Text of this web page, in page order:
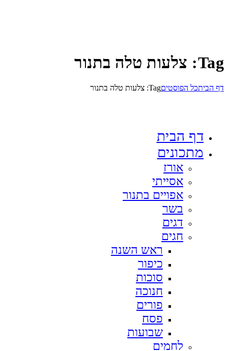
Tag: צלעות טלה בתנור
דף הביתכל הפוסטיםTag: צלעות טלה בתנור
דף הבית
מתכונים
אורז
אסייתי
אפויים בתנור
בשר
דגים
חגים
ראש השנה
כיפור
סוכות
חנוכה
פורים
פסח
שבועות
לחמים